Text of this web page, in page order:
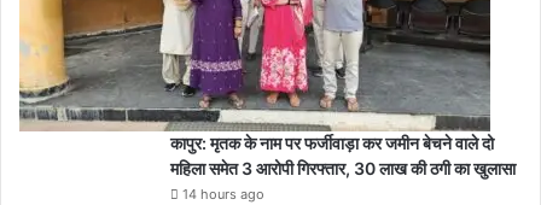
कापुर: मृतक के नाम पर फर्जीवाड़ा कर जमीन बेचने वाले दो
महिला समेत 3 आरोपी गिरफ्तार, 30 लाख की ठगी का खुलासा
14 hours ago